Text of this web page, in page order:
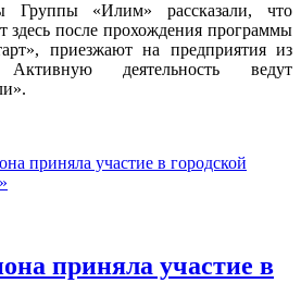
Группы «Илим» рассказали, что
здесь после прохождения программы
приезжают на предприятия из
деятельность ведут
приняла участие в